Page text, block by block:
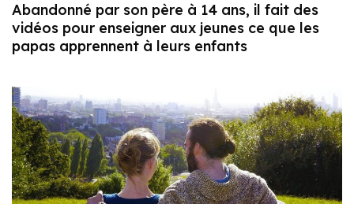
Abandonné par son père à 14 ans, il fait des
vidéos pour enseigner aux jeunes ce que les
papas apprennent à leurs enfants